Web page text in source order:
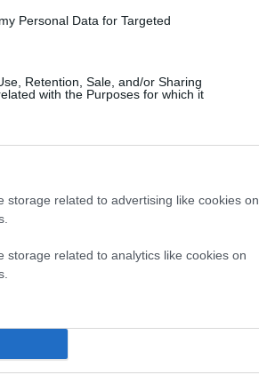
Personal Data for Targeted
Retention, Sale, and/or Sharing
with the Purposes for which it
storage related to advertising like cookies on
storage related to analytics like cookies on
η φιλοξενία του διεθνούς
τη διαφορετικότητα και την ένταξη
να διοργανώνουμε στο πλαίσιο του
που αφορούν τόσο την τέχνη όσο
Ευρώπη, η παρουσία διεθνών ειδικών
δημιουργούν ένα πλαίσιο που
και της κοινότητας».